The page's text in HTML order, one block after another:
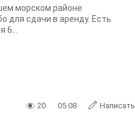
морском районе
для сдачи в аренду. Есть
20 05.08 Написать